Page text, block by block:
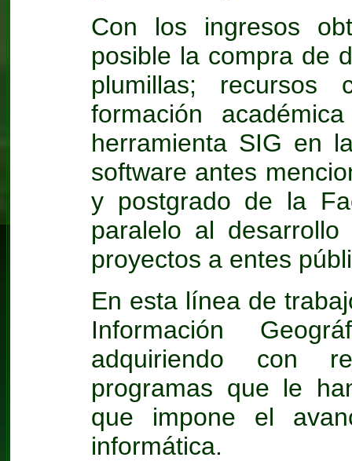
Con los ingresos
posible la compra de
plumillas;
formación
herramienta SIG en
software antes
y postgrado de la
paralelo al
proyectos a entes
En esta línea de
Información
adquiriendo con
programas que le
que impone el
informática.